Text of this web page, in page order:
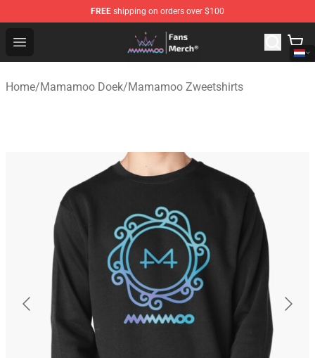
FREE shipping on orders over $100
Open menu
Mamamoo Store - Official Mamamoo Merchandise Shop
Home/Mamamoo Doek/Mamamoo Zweetshirts